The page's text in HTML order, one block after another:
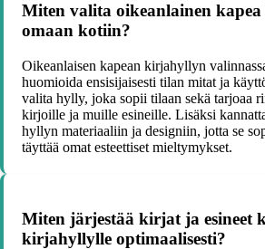
Miten valita oikeanlainen
omaan kotiin?
Oikeanlaisen kapean kirjahyllyn
huomioida ensisijaisesti tilan mitat ja
valita hylly, joka sopii tilaan sekä tarjoaa
kirjoille ja muille esineille. Lisäksi
hyllyn materiaaliin ja designiin, jotta se
täyttää omat esteettiset mieltymykset.
Miten järjestää kirjat ja esineet
kirjahyllylle optimaalisesti?